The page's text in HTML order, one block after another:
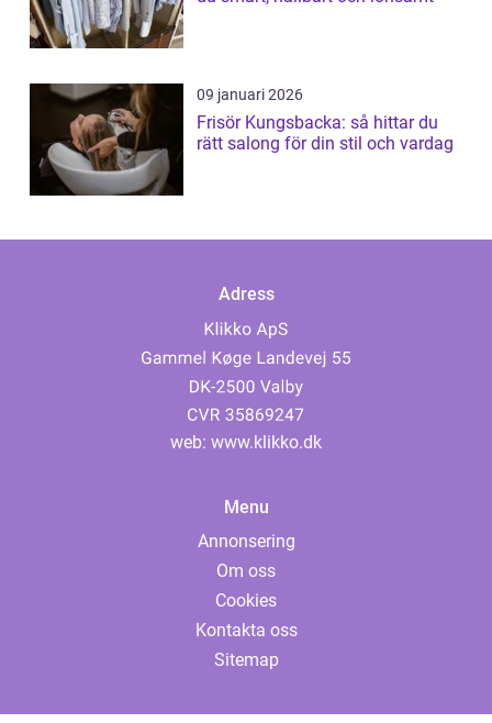
09 januari 2026
Frisör Kungsbacka: så hittar du
rätt salong för din stil och vardag
Adress
web: www.klikko.dk
Menu
Annonsering
Om oss
Cookies
Kontakta oss
Sitemap